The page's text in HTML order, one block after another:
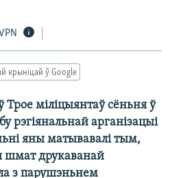
крыніцай ў Google
Трое міліцыянтаў сёньня ў
рэгіянальнай арганізацыі
яны матывавалі тым,
шмат друкаванай
з парушэньнем